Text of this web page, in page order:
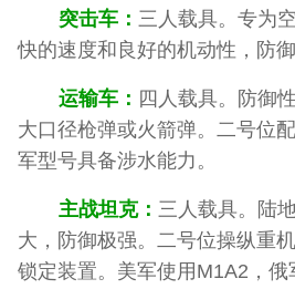
突击车： 三人载具。专为
快的速度和良好的机动性，防御
运输车： 四人载具。防御
大口径枪弹或火箭弹。二号位
军型号具备涉水能力。
主战坦克： 三人载具。陆
大，防御极强。二号位操纵重
锁定装置。美军使用M1A2，